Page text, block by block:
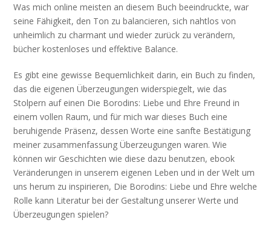
Was mich online meisten an diesem Buch beeindruckte, war
seine Fähigkeit, den Ton zu balancieren, sich nahtlos von
unheimlich zu charmant und wieder zurück zu verändern,
bücher kostenloses und effektive Balance.
Es gibt eine gewisse Bequemlichkeit darin, ein Buch zu finden,
das die eigenen Überzeugungen widerspiegelt, wie das
Stolpern auf einen Die Borodins: Liebe und Ehre Freund in
einem vollen Raum, und für mich war dieses Buch eine
beruhigende Präsenz, dessen Worte eine sanfte Bestätigung
meiner zusammenfassung Überzeugungen waren. Wie
können wir Geschichten wie diese dazu benutzen, ebook
Veränderungen in unserem eigenen Leben und in der Welt um
uns herum zu inspirieren, Die Borodins: Liebe und Ehre welche
Rolle kann Literatur bei der Gestaltung unserer Werte und
Überzeugungen spielen?